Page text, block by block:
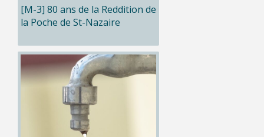
[M-3] 80 ans de la Reddition de
la Poche de St-Nazaire